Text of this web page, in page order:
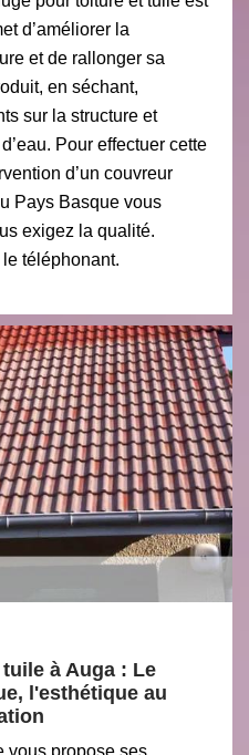
d’améliorer la
et de rallonger sa
en séchant,
sur la structure et
Pour effectuer cette
d’un couvreur
Pays Basque vous
exigez la qualité.
téléphonant.
à Auga : Le
l'esthétique au
vous propose ses